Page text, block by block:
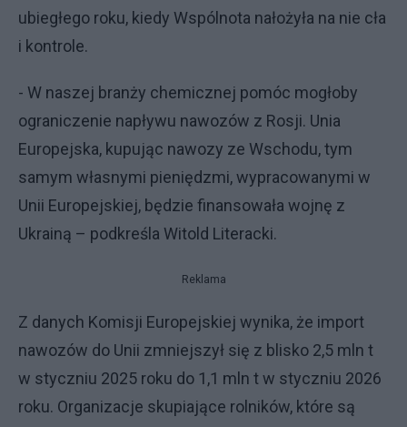
ubiegłego roku, kiedy Wspólnota nałożyła na nie cła
i kontrole.
- W naszej branży chemicznej pomóc mogłoby
ograniczenie napływu nawozów z Rosji. Unia
Europejska, kupując nawozy ze Wschodu, tym
samym własnymi pieniędzmi, wypracowanymi w
Unii Europejskiej, będzie finansowała wojnę z
Ukrainą – podkreśla Witold Literacki.
Reklama
Z danych Komisji Europejskiej wynika, że import
nawozów do Unii zmniejszył się z blisko 2,5 mln t
w styczniu 2025 roku do 1,1 mln t w styczniu 2026
roku. Organizacje skupiające rolników, które są